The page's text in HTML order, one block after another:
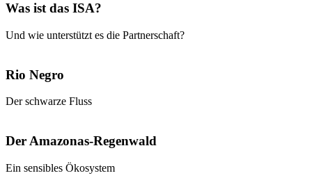
Was ist das ISA?
Und wie unterstützt es die Partnerschaft?
Rio Negro
Der schwarze Fluss
Der Amazonas-Regenwald
Ein sensibles Ökosystem